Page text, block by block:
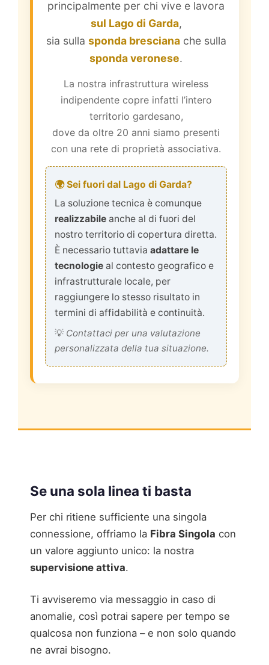
principalmente per chi vive e lavora
sul Lago di Garda,
sia sulla sponda brescianache sulla
sponda veronese.
La nostra infrastruttura wireless
indipendente copre infatti l’intero
territorio gardesano,
dove da oltre 20 anni siamo presenti
con una rete di proprietà associativa.
🌍Sei fuori dal Lago di Garda?
La soluzione tecnica è comunque
realizzabile anche al di fuori del
nostro territorio di copertura diretta.
È necessario tuttavia adattare le
tecnologie al contesto geografico e
infrastrutturale locale, per
raggiungere lo stesso risultato in
termini di affidabilità e continuità.
💡 Contattaci per una valutazione
personalizzata della tua situazione.
Se una sola linea ti basta
Per chi ritiene sufficiente una singola
connessione, offriamo la Fibra Singola con
un valore aggiunto unico: la nostra
supervisione attiva.
Ti avviseremo via messaggio in caso di
anomalie, così potrai sapere per tempo se
qualcosa non funziona – e non solo quando
ne avrai bisogno.